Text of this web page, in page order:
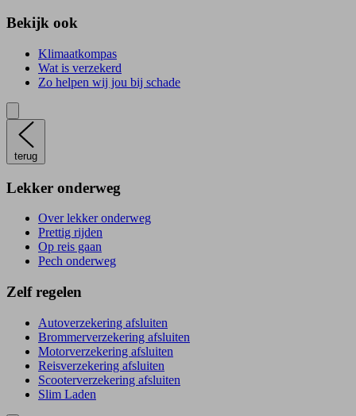
Bekijk ook
Klimaatkompas
Wat is verzekerd
Zo helpen wij jou bij schade
terug
Lekker onderweg
Over lekker onderweg
Prettig rijden
Op reis gaan
Pech onderweg
Zelf regelen
Autoverzekering afsluiten
Brommerverzekering afsluiten
Motorverzekering afsluiten
Reisverzekering afsluiten
Scooterverzekering afsluiten
Slim Laden